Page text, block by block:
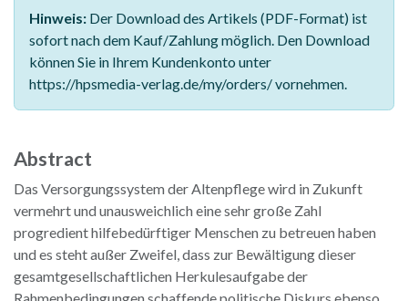
Hinweis: Der Download des Artikels (PDF-Format) ist
sofort nach dem Kauf/Zahlung möglich. Den Download
können Sie in Ihrem Kundenkonto unter
https://hpsmedia-verlag.de/my/orders/ vornehmen.
Abstract
Das Versorgungssystem der Altenpflege wird in Zukunft
vermehrt und unausweichlich eine sehr große Zahl
progredient hilfebedürftiger Menschen zu betreuen haben
und es steht außer Zweifel, dass zur Bewältigung dieser
gesamtgesellschaftlichen Herkulesaufgabe der